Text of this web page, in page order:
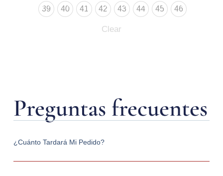
39 40 41 42 43 44 45 46
Clear
Preguntas frecuentes
¿Cuánto Tardará Mi Pedido?